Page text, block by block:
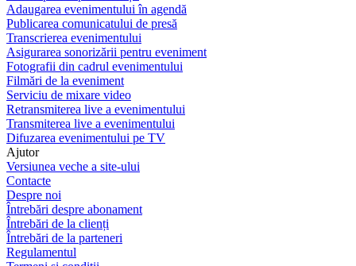
Adaugarea evenimentului în agendă
Publicarea comunicatului de presă
Transcrierea evenimentului
Asigurarea sonorizării pentru eveniment
Fotografii din cadrul evenimentului
Filmări de la eveniment
Serviciu de mixare video
Retransmiterea live a evenimentului
Transmiterea live a evenimentului
Difuzarea evenimentului pe TV
Ajutor
Versiunea veche a site-ului
Contacte
Despre noi
Întrebări despre abonament
Întrebări de la clienți
Întrebări de la parteneri
Regulamentul